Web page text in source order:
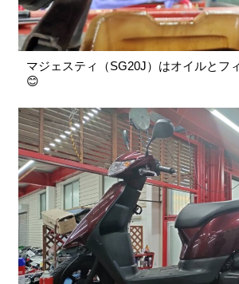
マジェスティ（SG20J）はオイルとフ
😊